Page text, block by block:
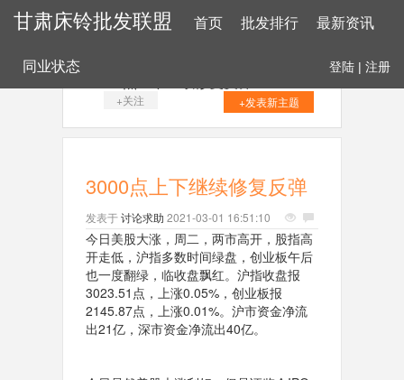
甘肃床铃批发联盟 首页 批发排行 最新资讯
同业状态 登陆 | 注册
+关注 +发表新主题
3000点上下继续修复反弹
发表于讨论求助 2021-03-01 16:51:10
今日美股大涨，周二，两市高开，股指高
开走低，沪指多数时间绿盘，创业板午后
也一度翻绿，临收盘飘红。沪指收盘报
3023.51点，上涨0.05%，创业板报
2145.87点，上涨0.01%。沪市资金净流
出21亿，深市资金净流出40亿。